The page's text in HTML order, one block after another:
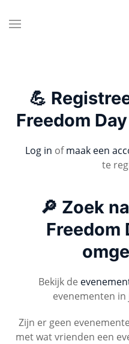
💪
Freedom
Log in ofmaak een
te
🔎 Zoek
Freedom
Bekijk de
evenementen
Zijn er geen
met wat vrienden een